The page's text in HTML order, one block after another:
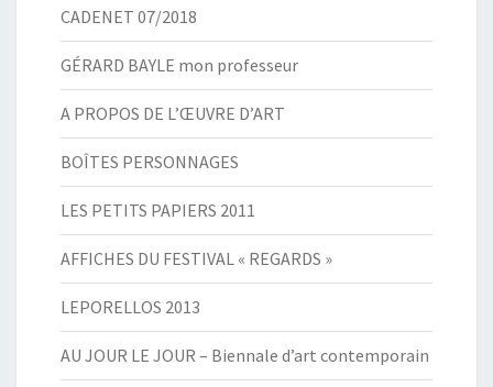
CADENET 07/2018
GÉRARD BAYLE mon professeur
A PROPOS DE L’ŒUVRE D’ART
BOÎTES PERSONNAGES
LES PETITS PAPIERS 2011
AFFICHES DU FESTIVAL « REGARDS »
LEPORELLOS 2013
AU JOUR LE JOUR – Biennale d’art contemporain